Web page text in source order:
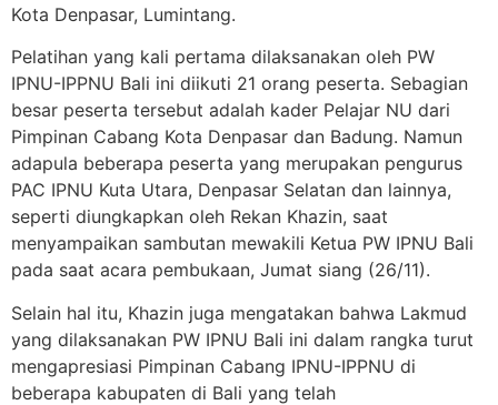
Kota Denpasar, Lumintang.
Pelatihan yang kali pertama dilaksanakan oleh PW
IPNU-IPPNU Bali ini diikuti 21 orang peserta. Sebagian
besar peserta tersebut adalah kader Pelajar NU dari
Pimpinan Cabang Kota Denpasar dan Badung. Namun
adapula beberapa peserta yang merupakan pengurus
PAC IPNU Kuta Utara, Denpasar Selatan dan lainnya,
seperti diungkapkan oleh Rekan Khazin, saat
menyampaikan sambutan mewakili Ketua PW IPNU Bali
pada saat acara pembukaan, Jumat siang (26/11).
Selain hal itu, Khazin juga mengatakan bahwa Lakmud
yang dilaksanakan PW IPNU Bali ini dalam rangka turut
mengapresiasi Pimpinan Cabang IPNU-IPPNU di
beberapa kabupaten di Bali yang telah